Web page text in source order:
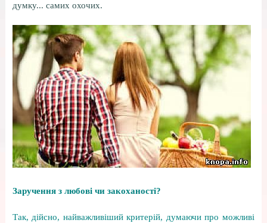
думку... самих охочих.
Заручення з любові чи закоханості?
Так, дійсно, найважливіший критерій, думаючи про можливі